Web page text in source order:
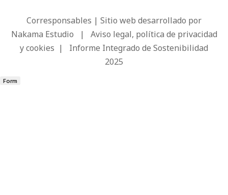
Corresponsables | Sitio web desarrollado por
Nakama Estudio | Aviso legal, política de privacidad
y cookies | Informe Integrado de Sostenibilidad
2025
Form